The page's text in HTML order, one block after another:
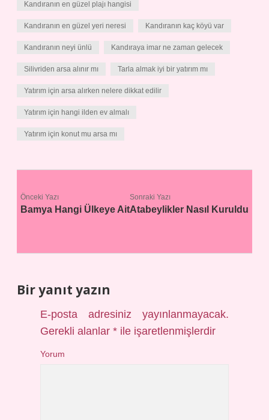
Kandıranın en güzel plajı hangisi
Kandıranın en güzel yeri neresi Kandıranın kaç köyü var
Kandıranın neyi ünlü Kandıraya imar ne zaman gelecek
Silivriden arsa alınır mı Tarla almak iyi bir yatırım mı
Yatırım için arsa alırken nelere dikkat edilir
Yatırım için hangi ilden ev almalı
Yatırım için konut mu arsa mı
Önceki Yazı
Bamya Hangi Ülkeye Ait
Sonraki Yazı
Atabeylikler Nasıl Kuruldu
Bir yanıt yazın
E-posta adresiniz yayınlanmayacak.
Gerekli alanlar* ile işaretlenmişlerdir
Yorum